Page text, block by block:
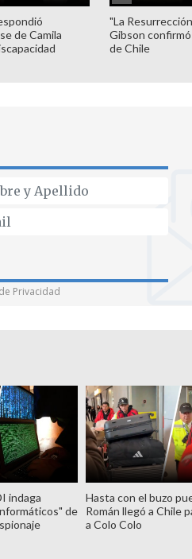
de Camila
"La
Gibson
de Chile
Privacidad
indaga
de
Hasta con el buzo
Román llegó a Chile
a Colo Colo